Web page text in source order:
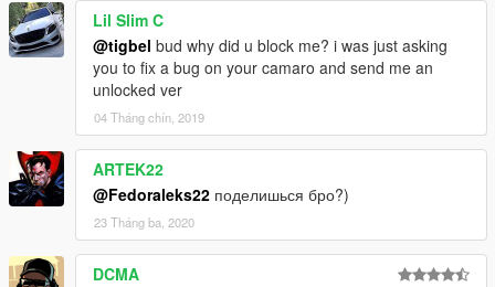
Lil Slim C
@tigbel bud why did u block me? i was just asking
you to fix a bug on your camaro and send me an
unlocked ver
04 Tháng chín, 2019
ARTEK22
@Fedoraleks22 поделишься бро?)
23 Tháng ba, 2020
DCMA